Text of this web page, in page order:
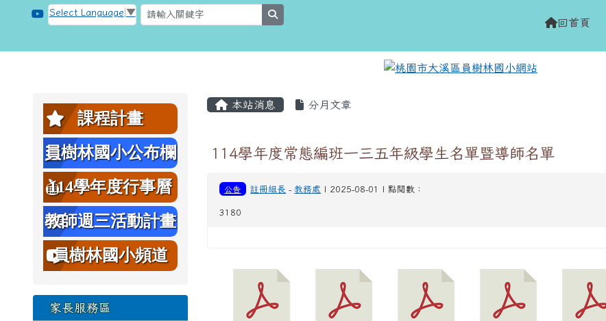
跳至主內容區
桃園市大溪區員樹林國小網站
Select Language ▼
回首頁
左邊區域內容
課程計畫
員樹林國小公布欄
114學年度行事曆
教師週三活動計畫
表
員樹林國小頻道
家長服務區
主內容區域
本站消息 分月文章
114學年度常態編班一三五年級學生名單暨導師名單
公告 註冊組長 -教務處 | 2025-08-01 | 點閱數：
3180